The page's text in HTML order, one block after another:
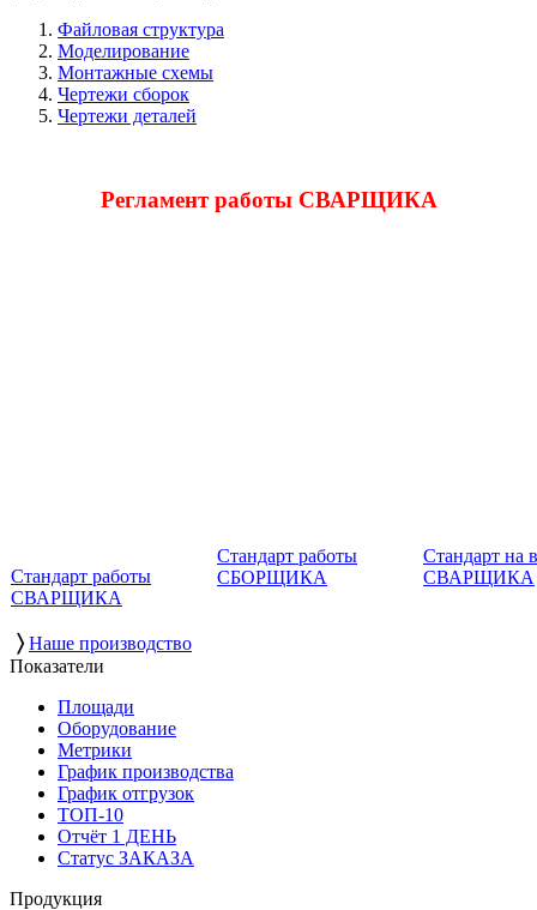
Файловая структура
Моделирование
Монтажные схемы
Чертежи сборок
Чертежи деталей
Регламент работы СВАРЩИКА
Стандарт работы
СВАРЩИКА
Стандарт работы
СБОРЩИКА
Стандарт на
СВАРЩИКА
〉 Наше производство
Показатели
Площади
Оборудование
Метрики
График производства
График отгрузок
ТОП-10
Отчёт 1 ДЕНЬ
Статус ЗАКАЗА
Продукция